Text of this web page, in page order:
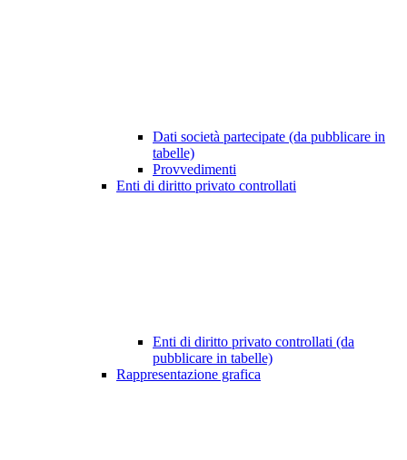
Dati società partecipate (da pubblicare in
tabelle)
Provvedimenti
Enti di diritto privato controllati
Enti di diritto privato controllati (da
pubblicare in tabelle)
Rappresentazione grafica